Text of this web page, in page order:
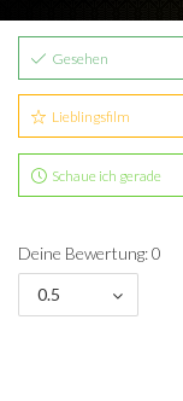
Gesehen
Lieblingsfilm
Schaue ich gerade
Deine Bewertung: 0
0.5